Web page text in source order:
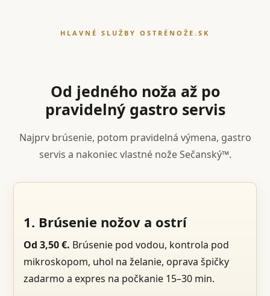
HLAVNÉ SLUŽBY OSTRÉNOŽE.SK
Od jedného noža až po
pravidelný gastro servis
Najprv brúsenie, potom pravidelná výmena, gastro
servis a nakoniec vlastné nože Sečanský™.
1. Brúsenie nožov a ostrí
Od 3,50 €. Brúsenie pod vodou, kontrola pod
mikroskopom, uhol na želanie, oprava špičky
zadarmo a expres na počkanie 15–30 min.